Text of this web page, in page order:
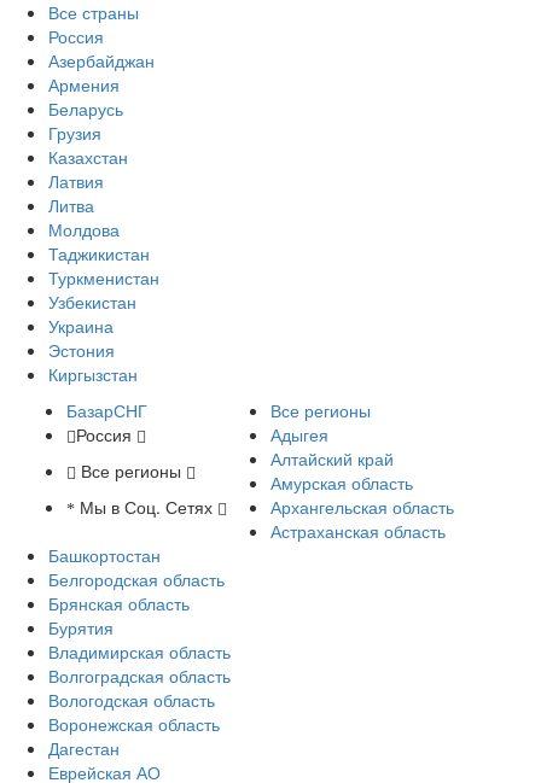
Все страны
Россия
Азербайджан
Армения
Беларусь
Грузия
Казахстан
Латвия
Литва
Молдова
Таджикистан
Туркменистан
Узбекистан
Украина
Эстония
Киргызстан
БазарСНГ
Россия
Все регионы
Мы в Соц. Сетях
Все регионы
Адыгея
Алтайский край
Амурская область
Архангельская область
Астраханская область
Башкортостан
Белгородская область
Брянская область
Бурятия
Владимирская область
Волгоградская область
Вологодская область
Воронежская область
Дагестан
Еврейская АО